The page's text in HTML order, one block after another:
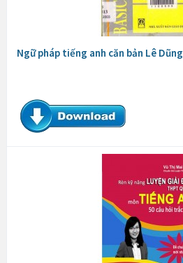
Ngữ pháp tiếng anh căn bản Lê Dũng